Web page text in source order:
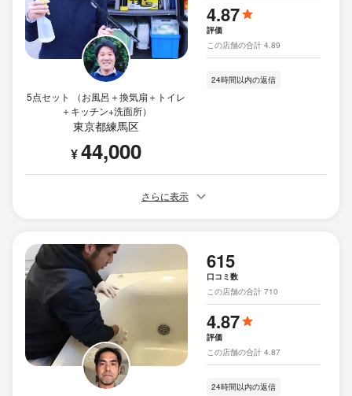
5点セット （お風呂＋換気扇＋トイレ
＋キッチン+洗面所）
東京都練馬区
¥44,000
4.87
評価
この店舗の合計 4.89
24時間以内の返信
さらに表示
615
口コミ数
この店舗の合計 710
4.87
評価
この店舗の合計 4.87
24時間以内の返信